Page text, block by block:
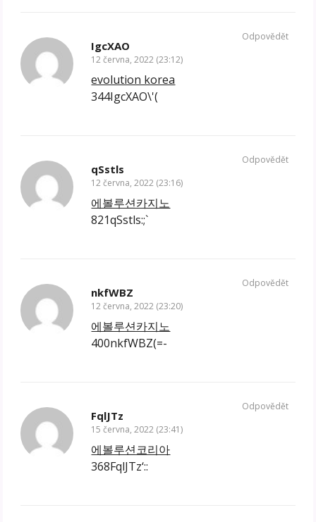
IgcXAO
12 června, 2022 (23:12)
evolution korea
344IgcXAO\'(
Odpovědět
qSstls
12 června, 2022 (23:16)
에볼루션카지노
821qSstls:;`
Odpovědět
nkfWBZ
12 června, 2022 (23:20)
에볼루션카지노
400nkfWBZ(=-
Odpovědět
FqlJTz
15 června, 2022 (23:41)
에볼루션코리아
368FqlJTz‘::
Odpovědět